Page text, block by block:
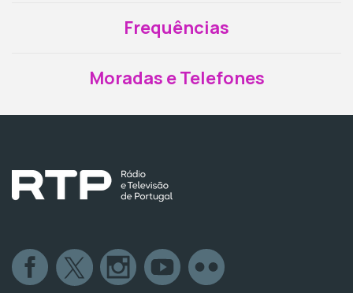
Frequências
Moradas e Telefones